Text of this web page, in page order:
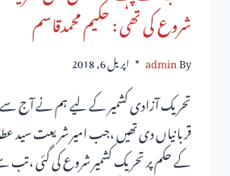
شروع کی تھی : حکیم محمدقاسم
By
admin اپریل 6, 2018
قربانیاں دی تھیں ،جب امیر شریعت سید
کے حکم پر تحریک کشمیر شروع کی گئی